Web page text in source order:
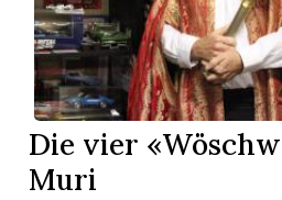
Die vier
Muri